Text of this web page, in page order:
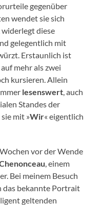
gegenüber
wendet sie sich
diese
gelegentlich mit
Erstaunlich ist
mehr als zwei
kursieren. Allein
lesenswert, auch
Standes der
mit »Wir« eigentlich
vor der Wende
, einem
Bei meinem Besuch
das bekannte Portrait
geltenden